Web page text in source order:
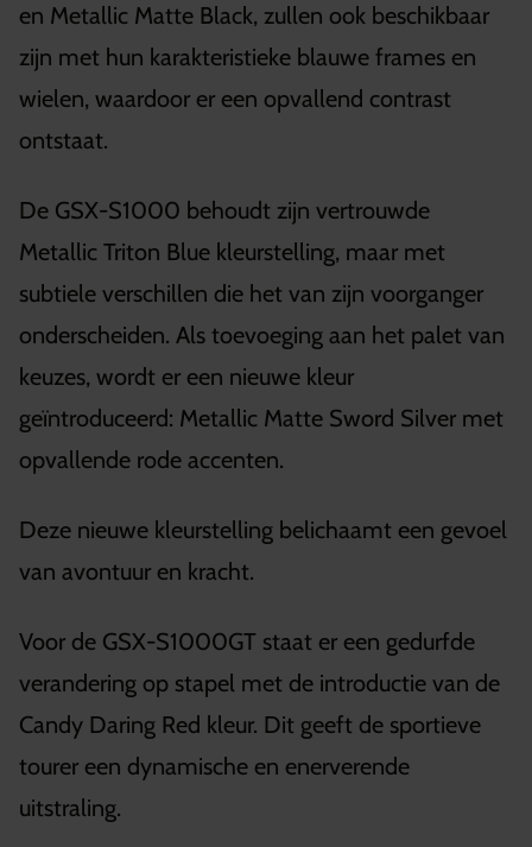
en Metallic Matte Black, zullen ook beschikbaar
zijn met hun karakteristieke blauwe frames en
wielen, waardoor er een opvallend contrast
ontstaat.
De GSX-S1000 behoudt zijn vertrouwde
Metallic Triton Blue kleurstelling, maar met
subtiele verschillen die het van zijn voorganger
onderscheiden. Als toevoeging aan het palet van
keuzes, wordt er een nieuwe kleur
geïntroduceerd: Metallic Matte Sword Silver met
opvallende rode accenten.
Deze nieuwe kleurstelling belichaamt een gevoel
van avontuur en kracht.
Voor de GSX-S1000GT staat er een gedurfde
verandering op stapel met de introductie van de
Candy Daring Red kleur. Dit geeft de sportieve
tourer een dynamische en enerverende
uitstraling.